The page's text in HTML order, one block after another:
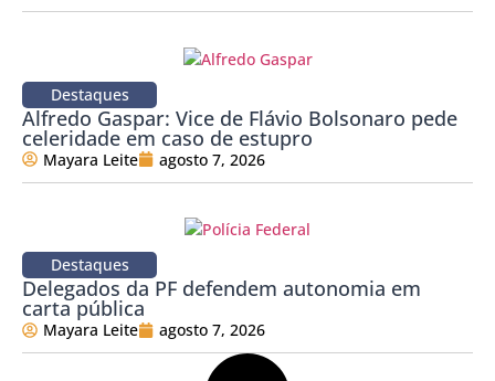
Destaques
Alfredo Gaspar: Vice de Flávio Bolsonaro pede
celeridade em caso de estupro
Mayara Leite agosto 7, 2026
Destaques
Delegados da PF defendem autonomia em
carta pública
Mayara Leite agosto 7, 2026